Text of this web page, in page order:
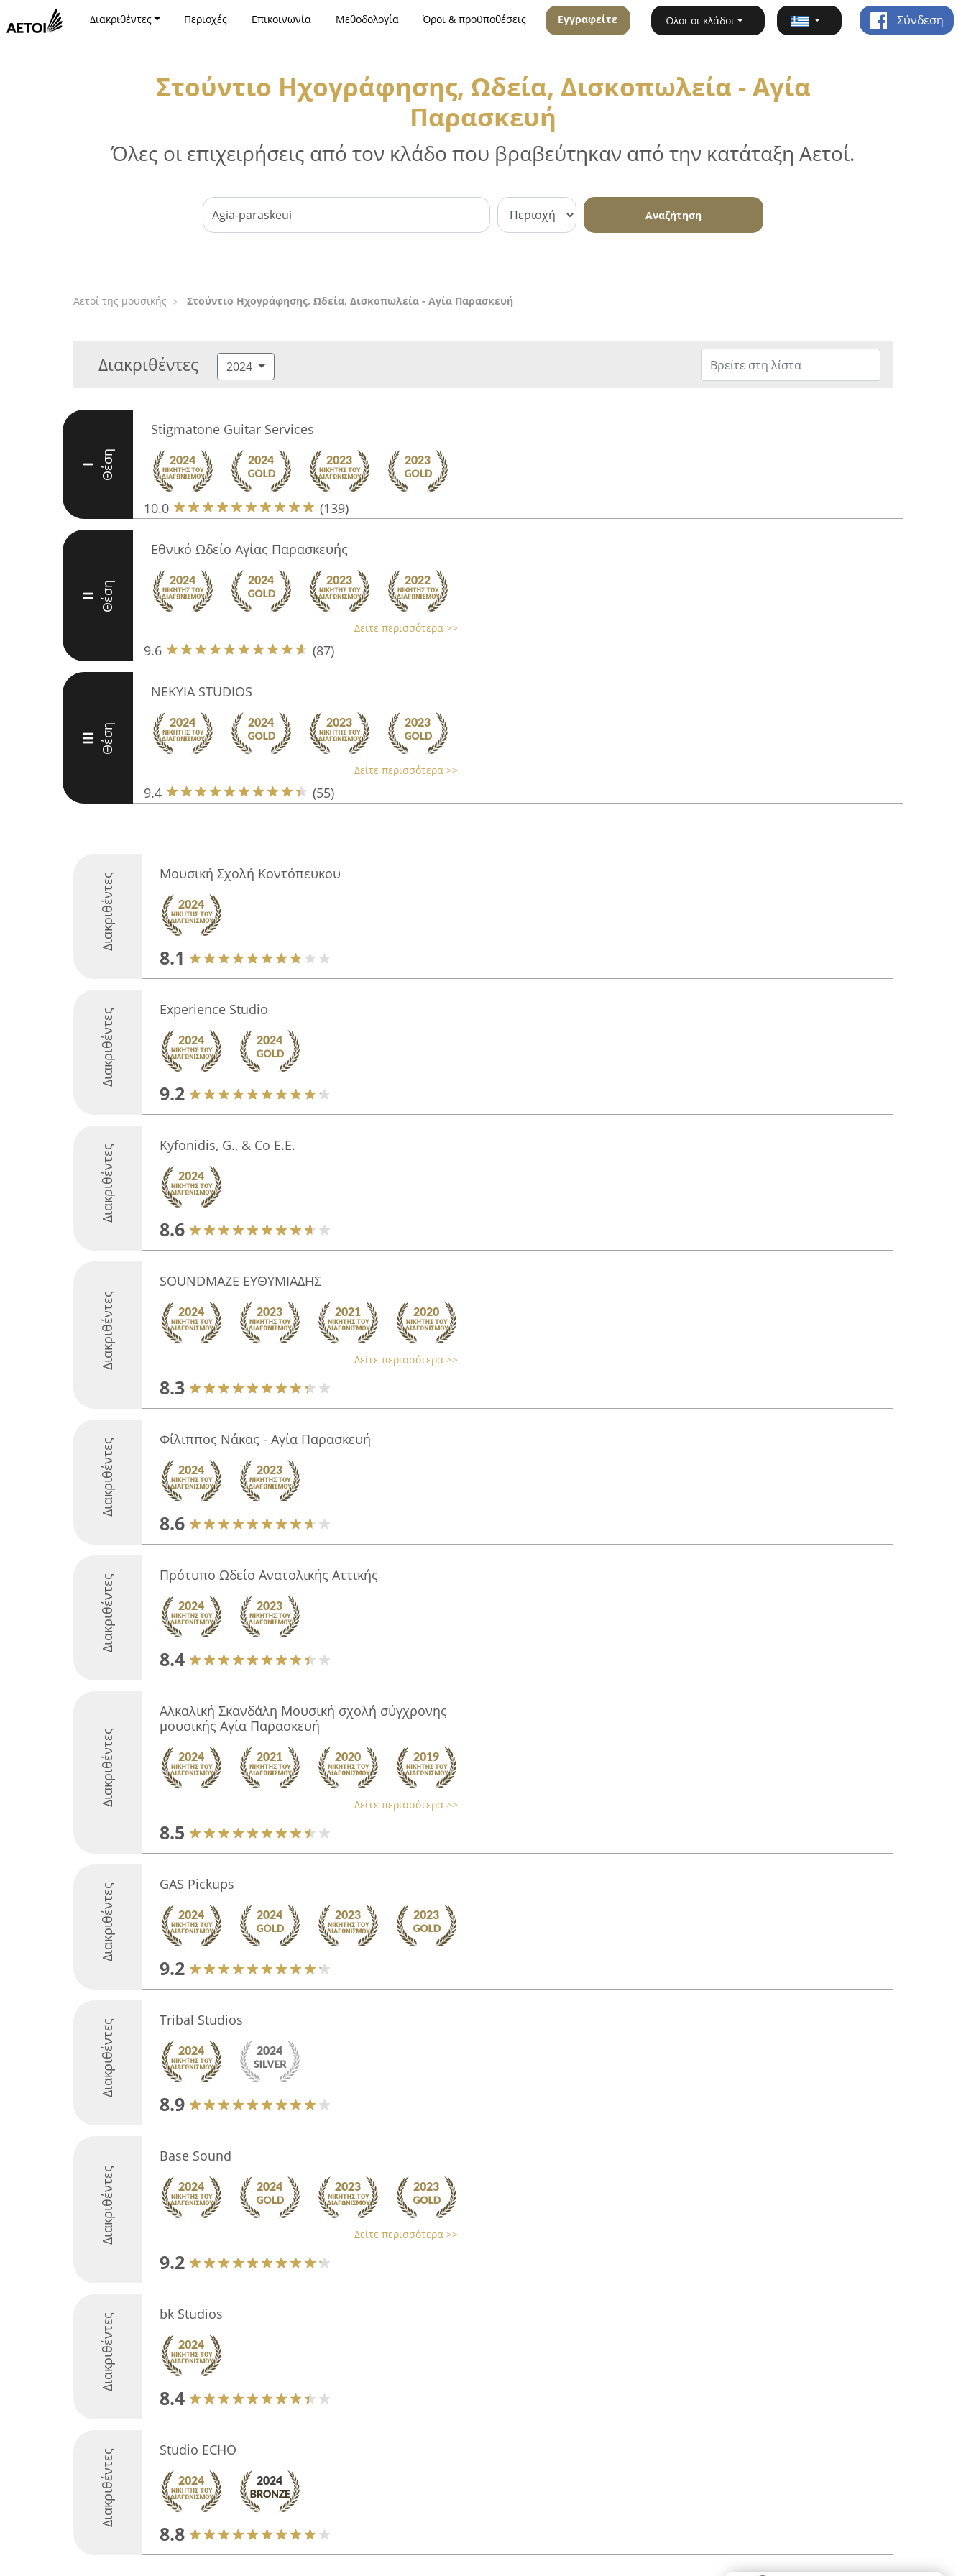
Διακριθέντες Περιοχές Επικοινωνία Μεθοδολογία Όροι & προϋποθέσεις Εγγραφείτε Όλοι οι κλάδοι Σύνδεση
Στούντιο Ηχογράφησης, Ωδεία, Δισκοπωλεία - Αγία
Παρασκευή
Όλες οι επιχειρήσεις από τον κλάδο που βραβεύτηκαν από την κατάταξη Αετοί.
Αναζήτηση
Αετοί της μουσικής Στούντιο Ηχογράφησης, Ωδεία, Δισκοπωλεία - Αγία Παρασκευή
Διακριθέντες 2024
I Θέση
Stigmatone Guitar Services
10.0 (139)
II Θέση
Εθνικό Ωδείο Αγίας Παρασκευής
Δείτε περισσότερα >>
9.6 (87)
III Θέση
NEKYIA STUDIOS
Δείτε περισσότερα >>
9.4 (55)
Διακριθέντες Μουσική Σχολή Κοντόπευκου
8.1
Διακριθέντες Experience Studio
9.2
Διακριθέντες Kyfonidis, G., & Co E.E.
8.6
Διακριθέντες
SOUNDMAZE ΕΥΘΥΜΙΑΔΗΣ
Δείτε περισσότερα >>
8.3
Διακριθέντες Φίλιππος Νάκας - Αγία Παρασκευή
8.6
Διακριθέντες Πρότυπο Ωδείο Ανατολικής Αττικής
8.4
Διακριθέντες
Αλκαλική Σκανδάλη Μουσική σχολή σύγχρονης
μουσικής Αγία Παρασκευή
Δείτε περισσότερα >>
8.5
Διακριθέντες GAS Pickups
9.2
Διακριθέντες Tribal Studios
8.9
Διακριθέντες
Base Sound
Δείτε περισσότερα >>
9.2
Διακριθέντες bk Studios
8.4
Διακριθέντες Studio ECHO
8.8